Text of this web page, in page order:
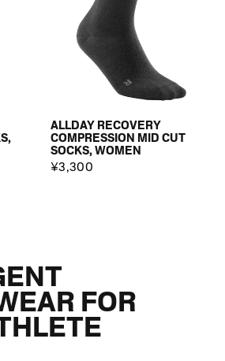
ALLDAY RECOVERY
COMPRESSION MID CUT
SOCKS, WOMEN
¥3,300
FOR